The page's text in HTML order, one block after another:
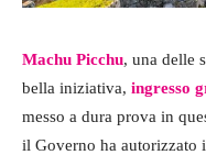
Machu Picchu, una delle
bella iniziativa, ingresso
messo a dura prova in
il Governo ha autorizzato